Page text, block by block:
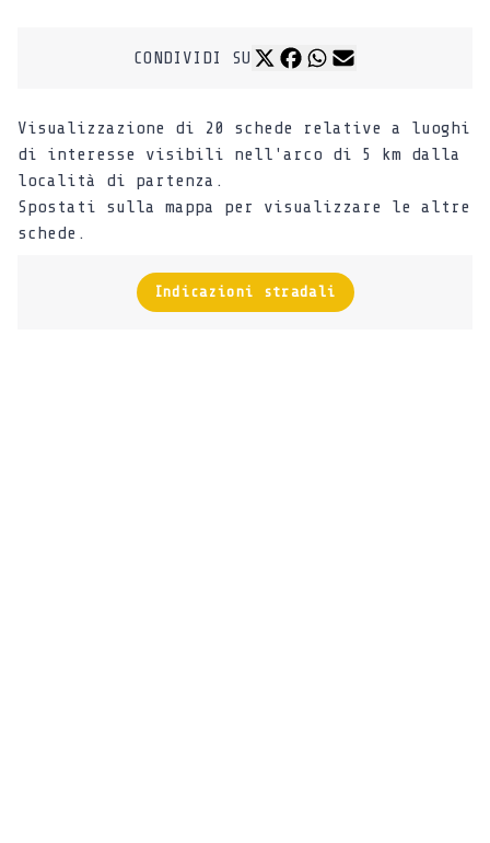
CONDIVIDI SU
Visualizzazione di 20 schede relative a luoghi
di interesse visibili nell'arco di 5 km dalla
località di partenza.
Spostati sulla mappa per visualizzare le altre
schede.
Indicazioni stradali